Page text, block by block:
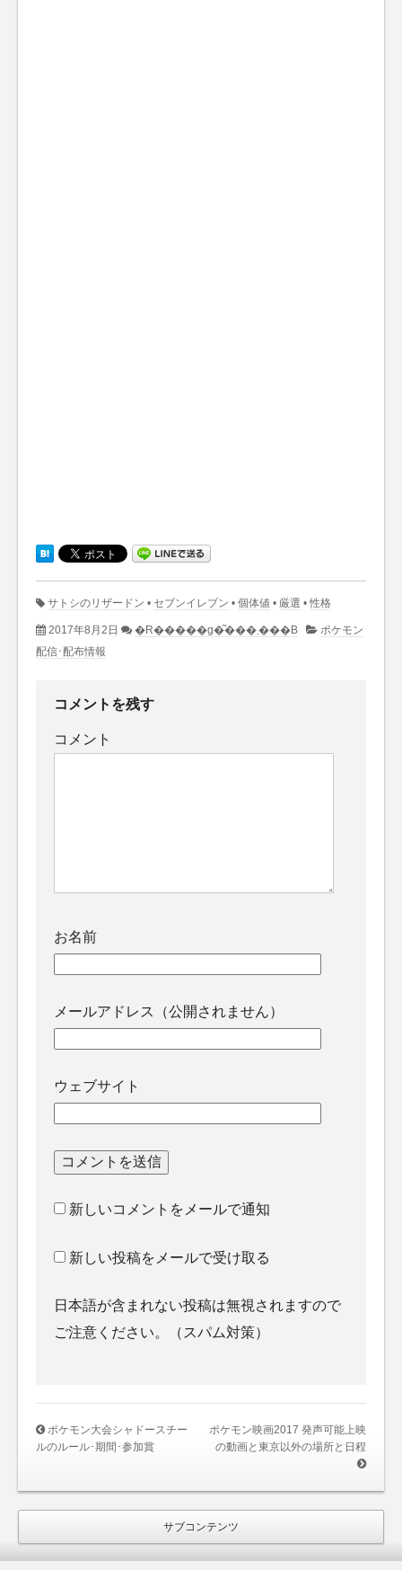
サトシのリザードン • セブンイレブン • 個体値 • 厳選 • 性格
2017年8月2日 �R�����g�͂���܂���B
ポケモン
配信･配布情報
コメントを残す
コメント
お名前
メールアドレス（公開されません）
ウェブサイト
新しいコメントをメールで通知
新しい投稿をメールで受け取る
日本語が含まれない投稿は無視されますので
ご注意ください。（スパム対策）
ポケモン大会シャドースチー
ルのルール･期間･参加賞
ポケモン映画2017 発声可能上映
の動画と東京以外の場所と日程
サブコンテンツ